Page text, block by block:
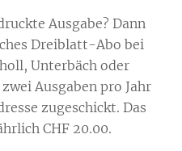
Ausgabe? Dann
Dreiblatt-Abo bei
Unterbäch oder
Ausgaben pro Jahr
zugeschickt. Das
CHF 20.00.